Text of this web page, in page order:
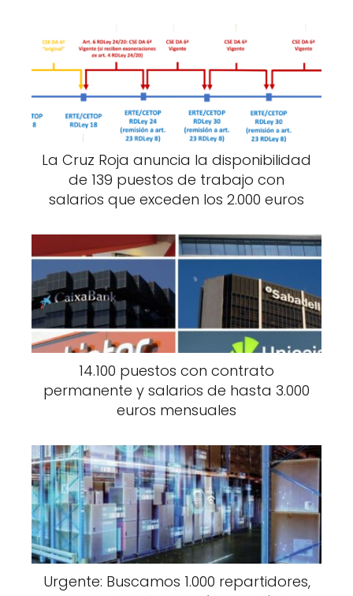
La Cruz Roja anuncia la disponibilidad
de 139 puestos de trabajo con
salarios que exceden los 2.000 euros
14.100 puestos con contrato
permanente y salarios de hasta 3.000
euros mensuales
Urgente: Buscamos 1.000 repartidores,